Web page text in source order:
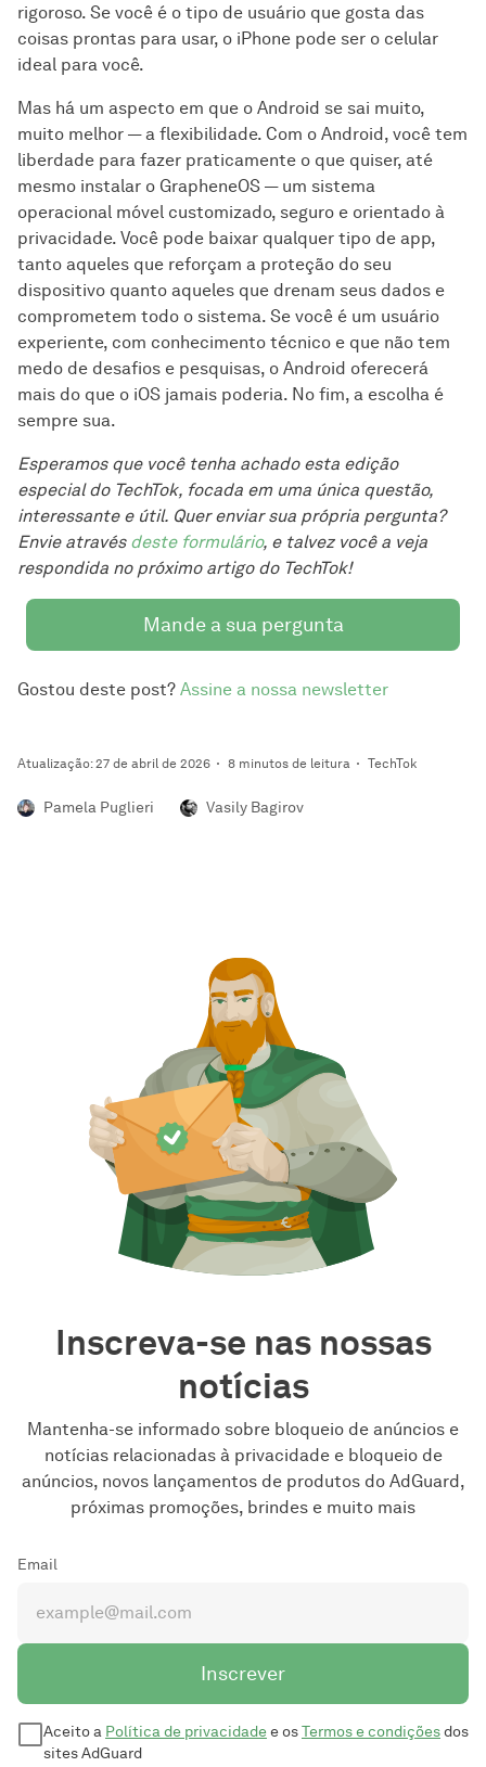
rigoroso. Se você é o tipo de usuário que gosta das
coisas prontas para usar, o iPhone pode ser o celular
ideal para você.
Mas há um aspecto em que o Android se sai muito,
muito melhor — a flexibilidade. Com o Android, você tem
liberdade para fazer praticamente o que quiser, até
mesmo instalar o GrapheneOS — um sistema
operacional móvel customizado, seguro e orientado à
privacidade. Você pode baixar qualquer tipo de app,
tanto aqueles que reforçam a proteção do seu
dispositivo quanto aqueles que drenam seus dados e
comprometem todo o sistema. Se você é um usuário
experiente, com conhecimento técnico e que não tem
medo de desafios e pesquisas, o Android oferecerá
mais do que o iOS jamais poderia. No fim, a escolha é
sempre sua.
Esperamos que você tenha achado esta edição
especial do TechTok, focada em uma única questão,
interessante e útil. Quer enviar sua própria pergunta?
Envie através deste formulário, e talvez você a veja
respondida no próximo artigo do TechTok!
Mande a sua pergunta
Gostou deste post? Assine a nossa newsletter
Atualização: 27 de abril de 2026 8 minutos de leitura TechTok
Pamela Puglieri Vasily Bagirov
Inscreva-se nas nossas
notícias
Mantenha-se informado sobre bloqueio de anúncios e
notícias relacionadas à privacidade e bloqueio de
anúncios, novos lançamentos de produtos do AdGuard,
próximas promoções, brindes e muito mais
Email
Inscrever
Aceito a Política de privacidadee osTermos e condiçõesdos
sites AdGuard